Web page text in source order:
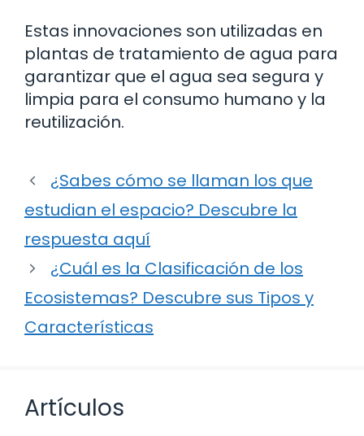
Estas innovaciones son utilizadas en
plantas de tratamiento de agua para
garantizar que el agua sea segura y
limpia para el consumo humano y la
reutilización.
¿Sabes cómo se llaman los que
estudian el espacio? Descubre la
respuesta aquí
¿Cuál es la Clasificación de los
Ecosistemas? Descubre sus Tipos y
Características
Artículos